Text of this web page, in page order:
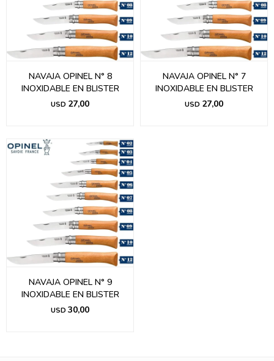
NAVAJA OPINEL N° 8
INOXIDABLE EN BLISTER
USD 27,00
NAVAJA OPINEL N° 7
INOXIDABLE EN BLISTER
USD 27,00
NAVAJA OPINEL N° 9
INOXIDABLE EN BLISTER
USD 30,00